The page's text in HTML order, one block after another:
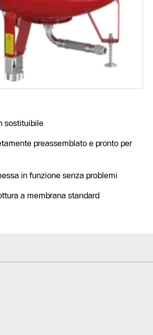
sostituibile
preassemblato e pronto per
in funzione senza problemi
a membrana standard